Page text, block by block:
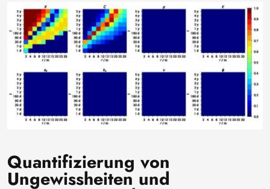
Bild
Quantifizierung von
Ungewissheiten und